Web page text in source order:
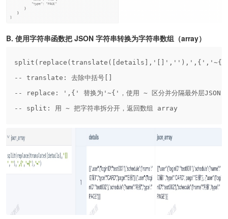
B. 使用字符串函数把 JSON 字符串转换为字符串数组（array）
-- translate: 去除中括号[]
-- replace: ',{' 替换为'~{'，使用 ~ 区分并分隔最外层JSON
-- split: 用 ~ 把字符串拆分开，返回数组 array